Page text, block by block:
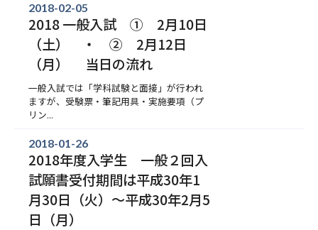
2018-02-05
2018 一般入試 ① 2月10日
（土） ・ ② 2月12日
（月） 当日の流れ
一般入試では「学科試験と面接」が行われ
ますが、受験票・筆記用具・実施要項（プ
リン...
2018-01-26
2018年度入学生 一般２回入
試願書受付期間は平成30年1
月30日（火）～平成30年2月5
日（月）